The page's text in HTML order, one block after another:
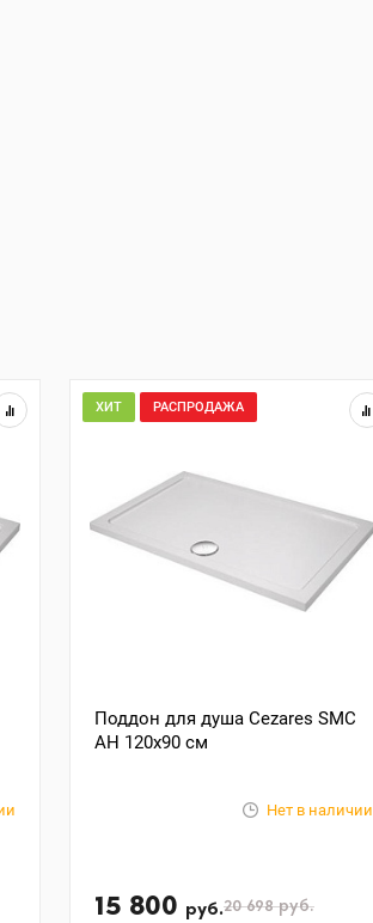
ХИТ РАСПРОДАЖА
Поддон для душа Cezares SMC
AH 120x90 см
Нет в наличии
15 800 руб.20 698руб.